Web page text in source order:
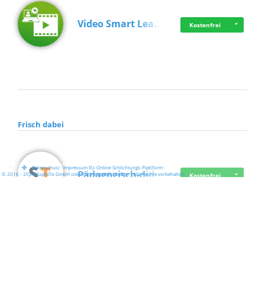
Video Smart Lea… Kostenfrei
Frisch dabei
Pädagogisch-did… Kostenfrei
· · ·Datenschutz·Impressum EU-Online-Schlichtungs-Plattform·
© 2016 - 2026 SupraTix GmbH oder Partnergesellschaften - Alle Rechte vorbehalten.